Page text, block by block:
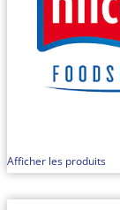
Afficher les produits